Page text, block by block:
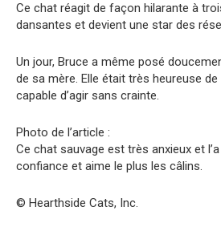
Ce chat réagit de façon hilarante à
dansantes et devient une star des
Un jour, Bruce a même posé
de sa mère. Elle était très heureuse
capable d’agir sans crainte.
Photo de l’article :
Ce chat sauvage est très anxieux et
confiance et aime le plus les câlins.
© Hearthside Cats, Inc.